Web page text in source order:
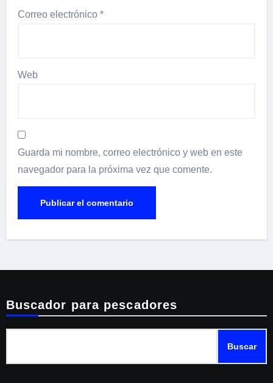
Correo electrónico*
Web
Guarda mi nombre, correo electrónico y web en este
navegador para la próxima vez que comente.
Buscador para pescadores
Buscar